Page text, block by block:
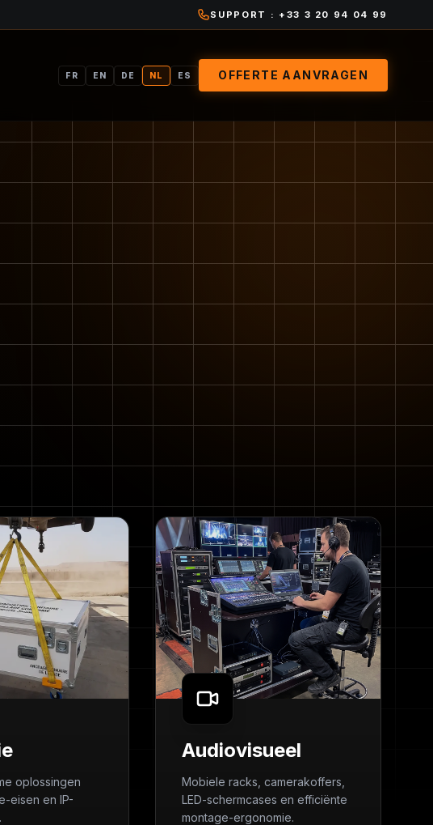
SUPPORT : +33 3 20 94 04 99
FR EN DE NL ES OFFERTE AANVRAGEN
oplossingen
eisen en IP-
Audiovisueel
Mobiele racks, camerakoffers,
LED-schermcases en efficiënte
montage-ergonomie.